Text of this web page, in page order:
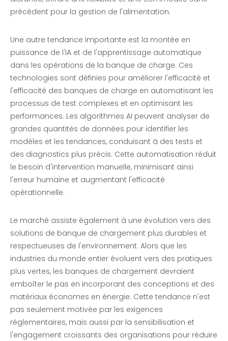
précédent pour la gestion de l'alimentation.
Une autre tendance importante est la montée en
puissance de l'IA et de l'apprentissage automatique
dans les opérations de la banque de charge. Ces
technologies sont définies pour améliorer l'efficacité et
l'efficacité des banques de charge en automatisant les
processus de test complexes et en optimisant les
performances. Les algorithmes AI peuvent analyser de
grandes quantités de données pour identifier les
modèles et les tendances, conduisant à des tests et
des diagnostics plus précis. Cette automatisation réduit
le besoin d'intervention manuelle, minimisant ainsi
l'erreur humaine et augmentant l'efficacité
opérationnelle.
Le marché assiste également à une évolution vers des
solutions de banque de chargement plus durables et
respectueuses de l'environnement. Alors que les
industries du monde entier évoluent vers des pratiques
plus vertes, les banques de chargement devraient
emboîter le pas en incorporant des conceptions et des
matériaux économes en énergie. Cette tendance n'est
pas seulement motivée par les exigences
réglementaires, mais aussi par la sensibilisation et
l'engagement croissants des organisations pour réduire